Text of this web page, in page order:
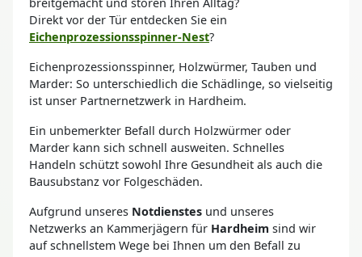
Direkt vor der Tür entdecken Sie ein
Eichenprozessionsspinner-Nest?
Eichenprozessionsspinner, Holzwürmer, Tauben und
Marder: So unterschiedlich die Schädlinge, so vielseitig
ist unser Partnernetzwerk in Hardheim.
Ein unbemerkter Befall durch Holzwürmer oder
Marder kann sich schnell ausweiten. Schnelles
Handeln schützt sowohl Ihre Gesundheit als auch die
Bausubstanz vor Folgeschäden.
Aufgrund unseres Notdienstes und unseres
Netzwerks an Kammerjägern für Hardheim sind wir
auf schnellstem Wege bei Ihnen um den Befall zu